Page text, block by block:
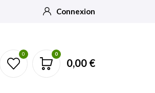
Connexion
0 0
0,00 €